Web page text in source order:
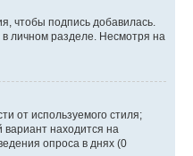
чтобы подпись добавилась.
личном разделе. Несмотря на
от используемого стиля;
находится на
опроса в днях (0